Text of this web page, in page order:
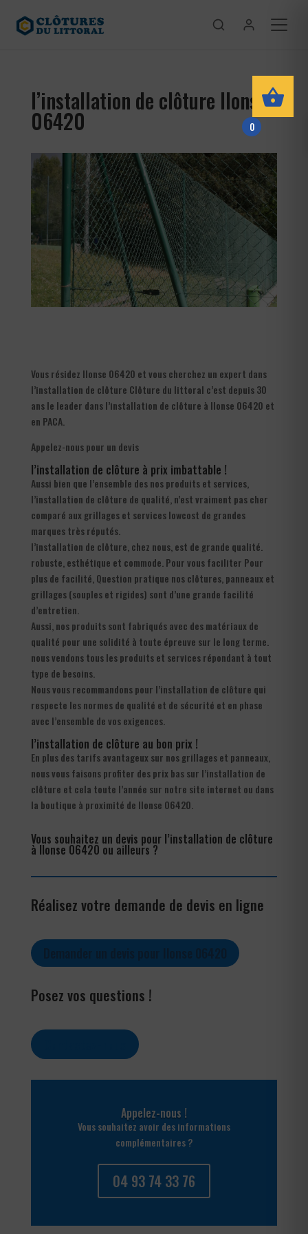
l’installation de clôture Ilonse
06420
Vous résidez Ilonse 06420 et vous cherchez un expert dans
l’installation de clôture Clôture du littoral c’est depuis 30
ans le leader dans l’installation de clôture à Ilonse 06420 et
en PACA.
Appelez-nous pour un devis
l’installation de clôture à prix imbattable !
Aussi bien que l’ensemble des nos produits et services,
l’installation de clôture de qualité, n’est vraiment pas cher
comparé aux grillages et services lowcost de grandes
marques très réputés.
l’installation de clôture, chez nous, est de grande qualité.
robuste, esthétique et commode. Pour vous faciliter Pour
plus de facilité, Question pratique nos clôtures, panneaux et
grillages (souples et rigides) sont d’une grande facilité
d’entretien.
Aussi, nos produits sont fabriqués avec des matériaux de
qualité pour une solidité à toute épreuve sur le long terme.
nous vendons tous les produits et services répondant à tout
type de besoins.
Nous vous recommandons pour l’installation de clôture qui
respecte les normes de qualité et de sécurité et en phase
avec l’ensemble de vos exigences.
l’installation de clôture au bon prix !
En plus des tarifs avantageux sur nos grillages et panneaux,
nous vous faisons profiter des prix bas sur l’installation de
clôture et cela toute l’année sur notre site internet ou dans
la boutique à proximité de Ilonse 06420.
Vous souhaitez un devis pour l’installation de clôture
à Ilonse 06420 ou ailleurs ?
Réalisez votre demande de devis en ligne
Posez vos questions !
Appelez-nous !
Vous souhaitez avoir des informations
complémentaires ?
04 93 74 33 76
0